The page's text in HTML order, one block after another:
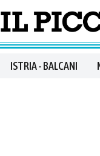
ISTRIA - BALCANI